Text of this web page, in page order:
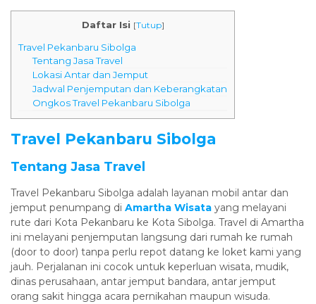
Daftar Isi [Tutup]
Travel Pekanbaru Sibolga
Tentang Jasa Travel
Lokasi Antar dan Jemput
Jadwal Penjemputan dan Keberangkatan
Ongkos Travel Pekanbaru Sibolga
Travel Pekanbaru Sibolga
Tentang Jasa Travel
Travel Pekanbaru Sibolga adalah layanan mobil antar dan
jemput penumpang di Amartha Wisata yang melayani
rute dari Kota Pekanbaru ke Kota Sibolga. Travel di Amartha
ini melayani penjemputan langsung dari rumah ke rumah
(door to door) tanpa perlu repot datang ke loket kami yang
jauh. Perjalanan ini cocok untuk keperluan wisata, mudik,
dinas perusahaan, antar jemput bandara, antar jemput
orang sakit hingga acara pernikahan maupun wisuda.